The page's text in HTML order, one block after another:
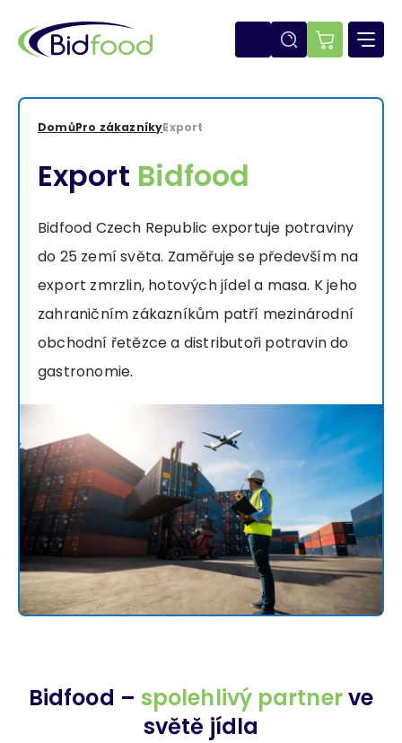
hlavnímu
obsahu
E-
navigace
DomůPro zákazníkyExport
Export Bidfood
Bidfood Czech Republic exportuje potraviny
do 25 zemí světa. Zaměřuje se především na
export zmrzlin, hotových jídel a masa. K jeho
zahraničním zákazníkům patří mezinárodní
obchodní řetězce a distributoři potravin do
gastronomie.
Bidfood – spolehlivý partnerve
světě jídla